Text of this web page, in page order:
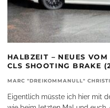
HALBZEIT – NEUES
CLS SHOOTING BRAKE
MARC "DREIKOMMANULL"
Eigentlich müsste ich hier mit